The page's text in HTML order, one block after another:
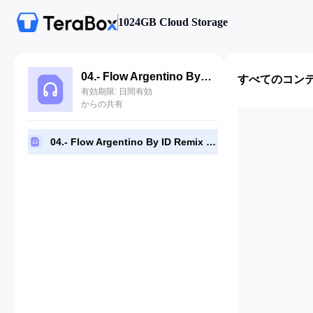
1024GB Cloud Storage
04.- Flow Argentino By ID Remix LMI.mp3
有効期限: 日間有効
からの共有
04.- Flow Argentino By ID Remix LMI.mp3
すべてのコン